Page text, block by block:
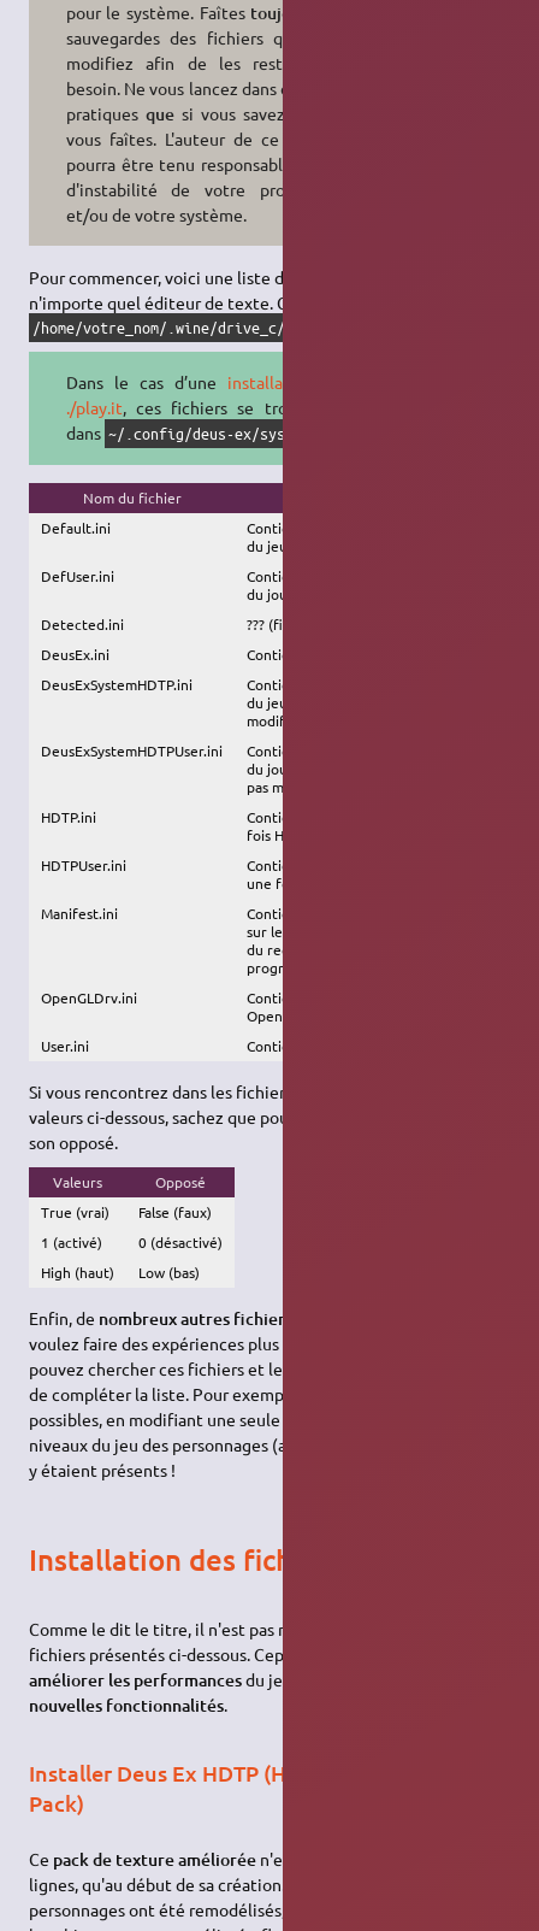
pour le système. Faîtes toujours
sauvegardes des fichiers que vous
modifiez afin de les restaurer si
besoin. Ne vous lancez dans de telles
pratiques quesi vous savez ce que
vous faîtes. L'auteur de ce wiki ne
pourra être tenu responsable en cas
d'instabilité de votre programme
et/ou de votre système.
Pour commencer, voici une liste des fichiers modifiables avec
n'importe quel éditeur de texte. Ces fichiers se situent dans
/home/votre_nom/.wine/drive_c/DeusEx/system
Dans le cas d’une installation via
./play.it, ces fichiers se trouveront
dans ~/.config/deus-ex/system/
Nom du fichier
Default.ini
Contient les paramètres par défaut
du jeu. Ne pas modifier.
DefUser.ini
Contient les paramètres par défaut
du joueur. Ne pas modifier.
Detected.ini
??? (fichier vide chez moi)
DeusEx.ini
Contient les paramètres du jeu.
DeusExSystemHDTP.ini
Contient les paramètres par défaut
du jeu une fois HDTP installé. Ne pas
modifier.
DeusExSystemHDTPUser.ini
Contient les paramètres par défaut
du joueur une fois HDTP installé. Ne
pas modifier.
HDTP.ini
Contient les paramètres du jeu une
fois HDTP installé.
HDTPUser.ini
Contient les paramètres du joueur
une fois HDTP installé.
Manifest.ini
Contient la liste des fichiers installés
sur le disque dur ainsi que les entrées
du registre ajoutées par le
programme.
OpenGLDrv.ini
Contient les informations sur le rendu
OpenGL.
User.ini
Contient les paramètres du joueur.
Si vous rencontrez dans les fichiers de configuration une des
valeurs ci-dessous, sachez que pour la modifier il faudra entrer
son opposé.
Valeurs
Opposé
True (vrai)
False (faux)
1 (activé)
0 (désactivé)
High (haut)
Low (bas)
Enfin, de nombreux autres fichiers sont modifiables
voulez faire des expériences plus ou moins amusantes, vous
pouvez chercher ces fichiers et les rajouter dans le tableau afin
de compléter la liste. Pour exemple des modifications
possibles, en modifiant une seule valeur, j'ai vidé tous les
niveaux du jeu des personnages (alliés, ennemis et neutres) qui
y étaient présents !
Installation des fichiers optionnels
Comme le dit le titre, il n'est pas nécessaire d'installer les
fichiers présentés ci-dessous. Cependant, ceux-ci peuvent
améliorer les performancesdu jeu et/ou
nouvelles fonctionnalités.
Installer Deus Ex HDTP (High Definition Texture
Pack)
Ce pack de texture améliorée n'est, à l'heure où j'écris ces
lignes, qu'au début de sa création. Peu d'objets et de
personnages ont été remodélisés, mais la différence est, pour